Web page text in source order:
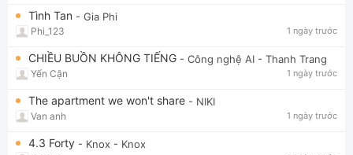
Tình Tan - Gia Phi
Phi_123 1 ngày trước
CHIỀU BUỒN KHÔNG TIẾNG - Công nghệ AI - Thanh Trang
Yến Cận 1 ngày trước
The apartment we won't share - NIKI
Van anh 1 ngày trước
4.3 Forty - Knox - Knox